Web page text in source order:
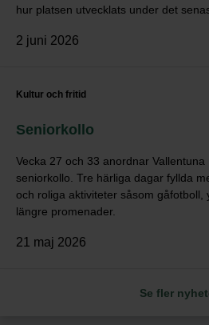
hur platsen utvecklats under det
2 juni 2026
Kultur och fritid
Seniorkollo
Vecka 27 och 33 anordnar
seniorkollo. Tre härliga dagar fyllda
och roliga aktiviteter såsom gåfotboll,
längre promenader.
21 maj 2026
Se fler